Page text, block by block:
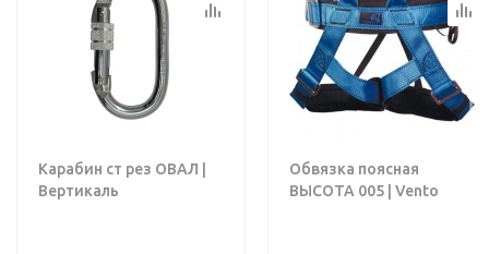
Карабин ст рез ОВАЛ |
Вертикаль
Обвязка поясная
ВЫСОТА 005 | Vento